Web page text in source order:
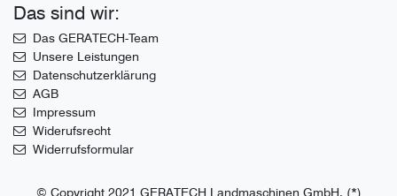
Das sind wir:
Das GERATECH-Team
Unsere Leistungen
Datenschutzerklärung
AGB
Impressum
Widerufsrecht
Widerrufsformular
© Copyright 2021 GERATECH Landmaschinen GmbH. (*)